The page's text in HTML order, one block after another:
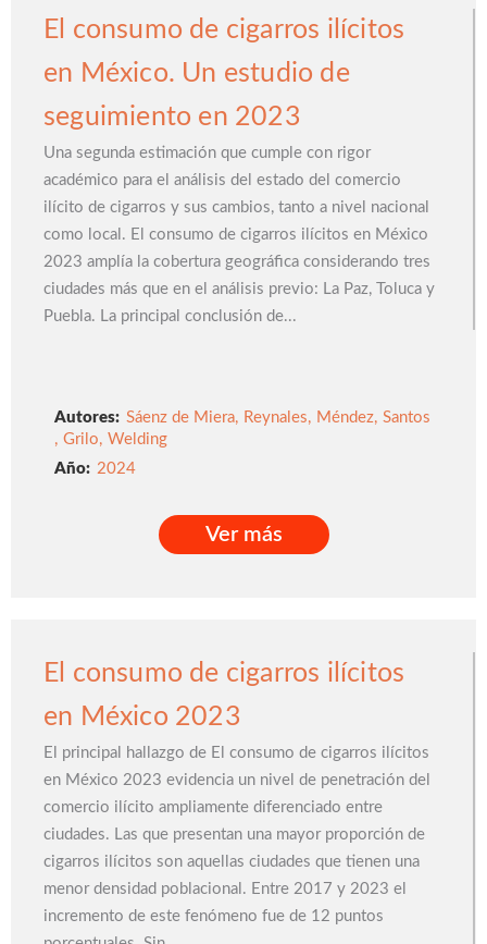
El consumo de cigarros ilícitos
en México. Un estudio de
seguimiento en 2023
Una segunda estimación que cumple con rigor
académico para el análisis del estado del comercio
ilícito de cigarros y sus cambios, tanto a nivel nacional
como local. El consumo de cigarros ilícitos en México
2023 amplía la cobertura geográfica considerando tres
ciudades más que en el análisis previo: La Paz, Toluca y
Puebla. La principal conclusión de...
Autores: Sáenz de Miera, Reynales, Méndez, Santos
, Grilo, Welding
2024
Ver más
El consumo de cigarros ilícitos
en México 2023
El principal hallazgo de El consumo de cigarros ilícitos
en México 2023 evidencia un nivel de penetración del
comercio ilícito ampliamente diferenciado entre
ciudades. Las que presentan una mayor proporción de
cigarros ilícitos son aquellas ciudades que tienen una
menor densidad poblacional. Entre 2017 y 2023 el
incremento de este fenómeno fue de 12 puntos